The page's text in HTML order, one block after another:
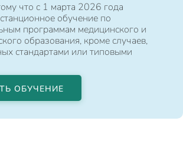
что с 1 марта 2026 года
обучение по
программам медицинского и
образования, кроме случаев,
стандартами или типовыми
ОБУЧЕНИЕ